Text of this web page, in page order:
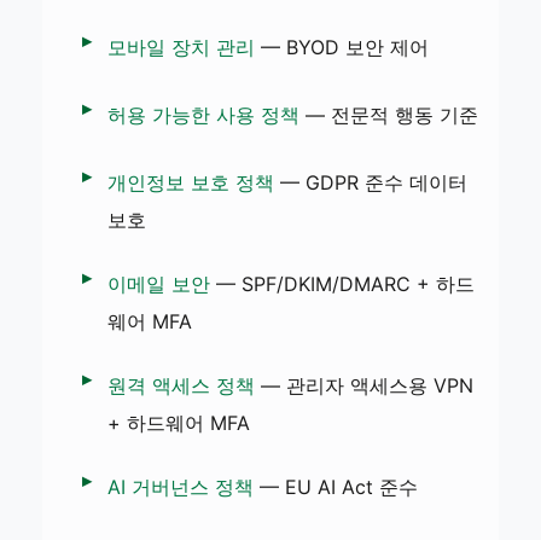
모바일 장치 관리 — BYOD 보안 제어
허용 가능한 사용 정책 — 전문적 행동 기준
개인정보 보호 정책 — GDPR 준수 데이터
보호
이메일 보안— SPF/DKIM/DMARC + 하드
웨어 MFA
원격 액세스 정책 — 관리자 액세스용 VPN
+ 하드웨어 MFA
AI 거버넌스 정책 — EU AI Act 준수